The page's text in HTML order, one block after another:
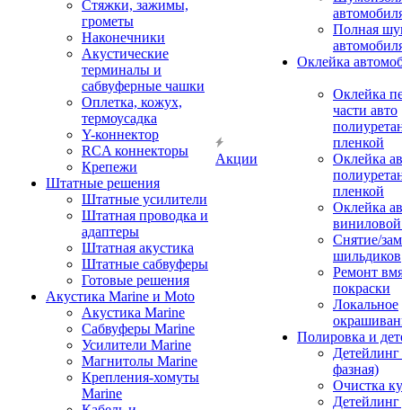
Стяжки, зажимы,
грометы
Наконечники
Акустические
терминалы и
сабвуферные чашки
Оплетка, кожух,
термоусадка
Y-коннектор
RCA коннекторы
Крепежи
Штатные решения
Штатные усилители
Штатная проводка и
адаптеры
Штатная акустика
Штатные сабвуферы
Готовые решения
Акустика Marine и Moto
Акустика Marine
Сабвуферы Marine
Усилители Marine
Магнитолы Marine
Крепления-хомуты
Marine
Акции
Полная
Оклейка
Оклейка
части авто
пленкой
Оклейка
пленкой
Оклейка
Снятие/
шильдиков
Ремонт
покраски
Локальное
Полировка и
фазная)
Очистка
Детейлинг